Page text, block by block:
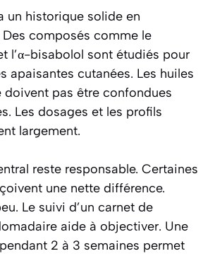
un historique solide en
composés comme le
l’α-bisabolol sont étudiés pour
apaisantes cutanées. Les huiles
doivent pas être confondues
Les dosages et les profils
largement.
reste responsable. Certaines
une nette différence.
Le suivi d’un carnet de
aide à objectiver. Une
2 à 3 semaines permet